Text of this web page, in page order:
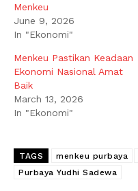
Menkeu
June 9, 2026
In "Ekonomi"
Menkeu Pastikan Keadaan
Ekonomi Nasional Amat
Baik
March 13, 2026
In "Ekonomi"
TAGS menkeu purbaya
Purbaya Yudhi Sadewa